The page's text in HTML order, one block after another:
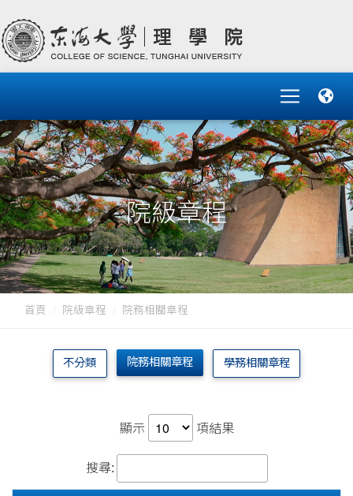
院級章程
首頁 院級章程 院務相關章程
不分類 院務相關章程 學務相關章程
顯示 項結果
搜尋: